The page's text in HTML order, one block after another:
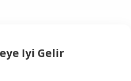
Iyi Gelir